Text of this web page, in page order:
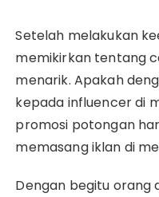
Setelah melakukan
memikirkan tentang
menarik. Apakah
kepada influencer di
promosi potongan
memasang iklan di
Dengan begitu orang